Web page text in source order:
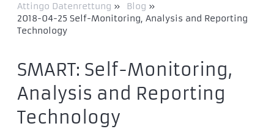
Attingo Datenrettung » Blog »
2018-04-25 Self-Monitoring, Analysis and Reporting
Technology
SMART: Self-Monitoring,
Analysis and Reporting
Technology